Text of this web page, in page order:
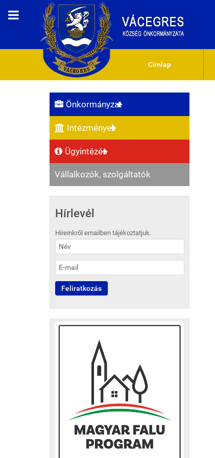
Címlap
Önkormányzat
Intézmények
Ügyintézés
Vállalkozók, szolgáltatók
Hírlevél
Híreinkről emailben tájékoztatjuk.